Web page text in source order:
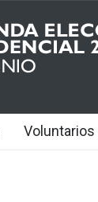
Voluntarios